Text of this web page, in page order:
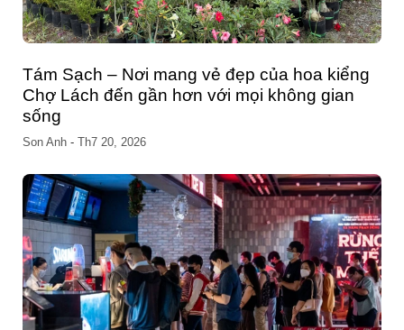
Đầu tư hệ thống máy nén khí tại Đà Nẵng –
Gợi ý đơn vị cung cấp uy tín